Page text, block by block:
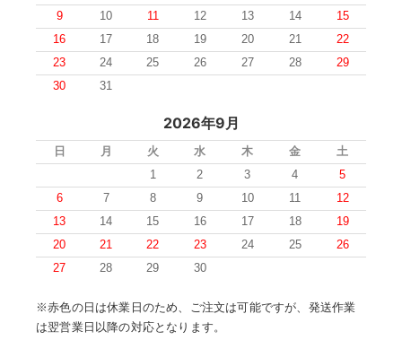
9
10 11 12 13 14
15
16
17 18 19 20 21
22
23
24 25 26 27 28
29
30
31
2026年9月
日 月 火 水 木 金
土
1
2 3 4
5
6
7 8 9 10 11
12
13
14 15 16 17 18
19
20
21 22 23 24 25
26
27
28 29 30
※赤色の日は休業日のため、ご注文は可能ですが、発送作業
は翌営業日以降の対応となります。